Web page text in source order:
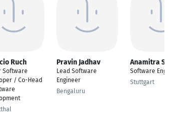
Ruch
Software
/ Co-Head
Pravin Jadhav
Lead Software
Engineer
Bengaluru
Anamitra Saha
Software Engineer
Stuttgart